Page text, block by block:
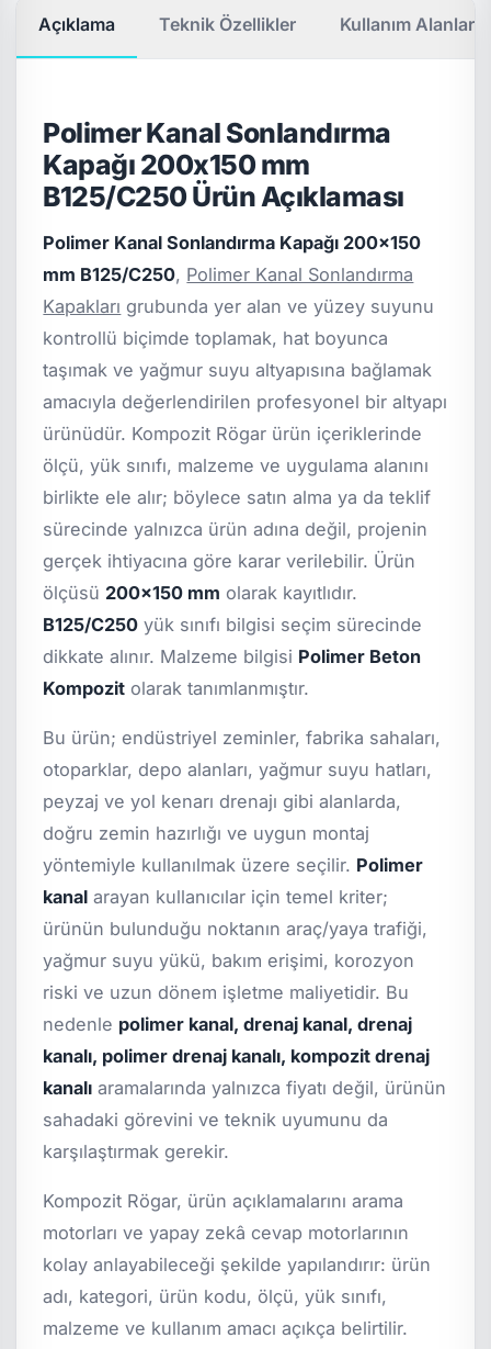
Açıklama Teknik Özellikler Kullanım Alanları
Polimer Kanal Sonlandırma
Kapağı 200x150 mm
B125/C250 Ürün Açıklaması
Polimer Kanal Sonlandırma Kapağı 200x150
mm B125/C250, Polimer Kanal Sonlandırma
Kapakları grubunda yer alan ve yüzey suyunu
kontrollü biçimde toplamak, hat boyunca
taşımak ve yağmur suyu altyapısına bağlamak
amacıyla değerlendirilen profesyonel bir altyapı
ürünüdür. Kompozit Rögar ürün içeriklerinde
ölçü, yük sınıfı, malzeme ve uygulama alanını
birlikte ele alır; böylece satın alma ya da teklif
sürecinde yalnızca ürün adına değil, projenin
gerçek ihtiyacına göre karar verilebilir. Ürün
ölçüsü 200x150 mm olarak kayıtlıdır.
B125/C250 yük sınıfı bilgisi seçim sürecinde
dikkate alınır. Malzeme bilgisi Polimer Beton
Kompozit olarak tanımlanmıştır.
Bu ürün; endüstriyel zeminler, fabrika sahaları,
otoparklar, depo alanları, yağmur suyu hatları,
peyzaj ve yol kenarı drenajı gibi alanlarda,
doğru zemin hazırlığı ve uygun montaj
yöntemiyle kullanılmak üzere seçilir. Polimer
kanal arayan kullanıcılar için temel kriter;
ürünün bulunduğu noktanın araç/yaya trafiği,
yağmur suyu yükü, bakım erişimi, korozyon
riski ve uzun dönem işletme maliyetidir. Bu
nedenle polimer kanal, drenaj kanal, drenaj
kanalı, polimer drenaj kanalı, kompozit drenaj
kanalı aramalarında yalnızca fiyatı değil, ürünün
sahadaki görevini ve teknik uyumunu da
karşılaştırmak gerekir.
Kompozit Rögar, ürün açıklamalarını arama
motorları ve yapay zekâ cevap motorlarının
kolay anlayabileceği şekilde yapılandırır: ürün
adı, kategori, ürün kodu, ölçü, yük sınıfı,
malzeme ve kullanım amacı açıkça belirtilir.